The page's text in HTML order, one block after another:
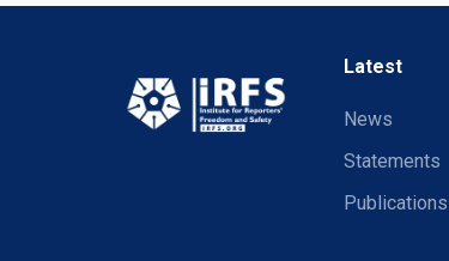
Latest
News
Statements
Publications